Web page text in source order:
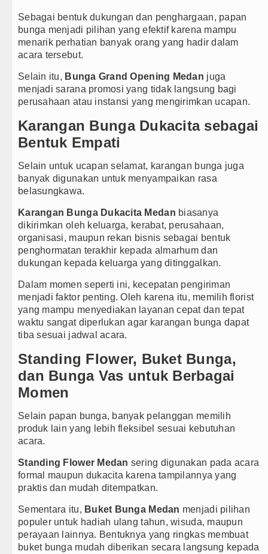
Sebagai bentuk dukungan dan penghargaan, papan
bunga menjadi pilihan yang efektif karena mampu
menarik perhatian banyak orang yang hadir dalam
acara tersebut.
Selain itu, Bunga Grand Opening Medan juga
menjadi sarana promosi yang tidak langsung bagi
perusahaan atau instansi yang mengirimkan ucapan.
Karangan Bunga Dukacita sebagai
Bentuk Empati
Selain untuk ucapan selamat, karangan bunga juga
banyak digunakan untuk menyampaikan rasa
belasungkawa.
Karangan Bunga Dukacita Medan biasanya
dikirimkan oleh keluarga, kerabat, perusahaan,
organisasi, maupun rekan bisnis sebagai bentuk
penghormatan terakhir kepada almarhum dan
dukungan kepada keluarga yang ditinggalkan.
Dalam momen seperti ini, kecepatan pengiriman
menjadi faktor penting. Oleh karena itu, memilih florist
yang mampu menyediakan layanan cepat dan tepat
waktu sangat diperlukan agar karangan bunga dapat
tiba sesuai jadwal acara.
Standing Flower, Buket Bunga,
dan Bunga Vas untuk Berbagai
Momen
Selain papan bunga, banyak pelanggan memilih
produk lain yang lebih fleksibel sesuai kebutuhan
acara.
Standing Flower Medan sering digunakan pada acara
formal maupun dukacita karena tampilannya yang
praktis dan mudah ditempatkan.
Sementara itu, Buket Bunga Medan menjadi pilihan
populer untuk hadiah ulang tahun, wisuda, maupun
perayaan lainnya. Bentuknya yang ringkas membuat
buket bunga mudah diberikan secara langsung kepada